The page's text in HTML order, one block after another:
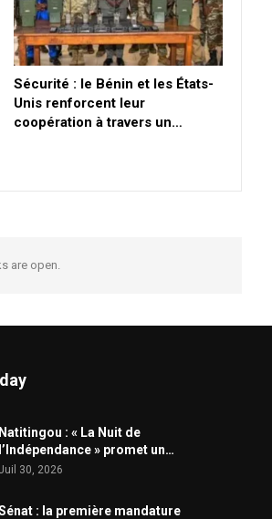
Sécurité : le Bénin et les États-
Unis renforcent leur
coopération à travers un…
are open.
​Natitingou : « La Nuit de
l’Indépendance » promet un…
30, 2026
: la première mandature